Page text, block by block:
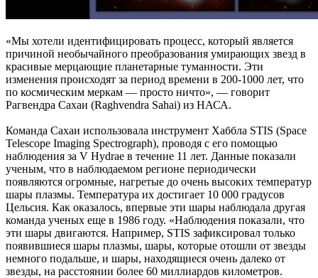
«Мы хотели идентифицировать процесс, который является
причиной необычайного преобразования умирающих звезд в
красивые мерцающие планетарные туманности. Эти
изменения происходят за период времени в 200-1000 лет, что
по космическим меркам — просто ничто», — говорит
Рагвендра Сахаи (Raghvendra Sahai) из НАСА.
Команда Сахаи использовала инструмент Хаббла STIS (Space
Telescope Imaging Spectrograph), проводя с его помощью
наблюдения за V Hydrae в течение 11 лет. Данные показали
ученым, что в наблюдаемом регионе периодически
появляются огромные, нагретые до очень высоких температур
шары плазмы. Температура их достигает 10 000 градусов
Цельсия. Как оказалось, впервые эти шары наблюдала другая
команда ученых еще в 1986 году. «Наблюдения показали, что
эти шары двигаются. Например, STIS зафиксировал только
появившиеся шары плазмы, шары, которые отошли от звезды
немного подальше, и шары, находящиеся очень далеко от
звезды, на расстоянии более 60 миллиардов километров.